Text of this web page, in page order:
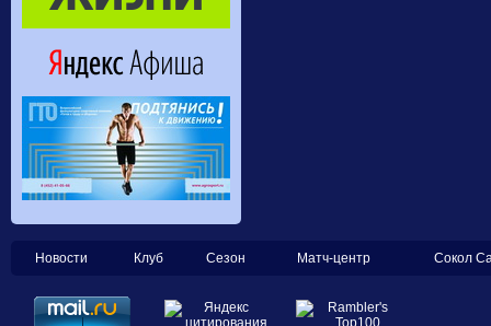
Новости Клуб Сезон Матч-центр Сокол